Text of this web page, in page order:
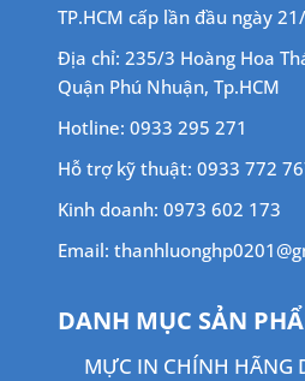
TP.HCM cấp lần đầu ngày
Địa chỉ: 235/3 Hoàng Hoa
Quận Phú Nhuận, Tp.HCM
Hotline: 0933 295 271
Hỗ trợ kỹ thuật: 0933 772
Kinh doanh: 0973 602 173
Email:
DANH MỤC SẢN
MỰC IN CHÍNH HÃNG